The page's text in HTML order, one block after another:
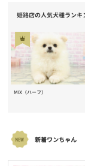
姫路店の人気犬種ランキ
MIX（ハーフ）
新着ワンちゃん